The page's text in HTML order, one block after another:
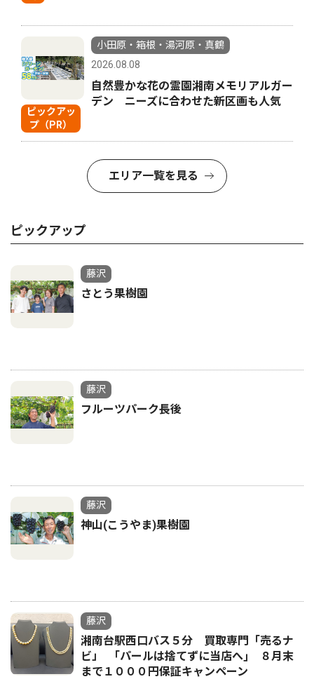
ピックアッ
プ（PR）
小田原・箱根・湯河原・真鶴
2026.08.08
自然豊かな花の霊園湘南メモリアルガー
デン ニーズに合わせた新区画も人気
エリア一覧を見る
ピックアップ
藤沢
さとう果樹園
藤沢
フルーツパーク長後
藤沢
神山(こうやま)果樹園
藤沢
湘南台駅西口バス５分 買取専門「売るナ
ビ」 ｢パールは捨てずに当店へ｣ ８月末
まで１０００円保証キャンペーン